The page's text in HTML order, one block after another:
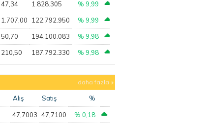
47,34 1.828.305 % 9,99
1.707,00 122.792.950 % 9,99
50,70 194.100.083 % 9,98
210,50 187.792.330 % 9,98
daha fazla
Alış Satış %
47,7003 47,7100 % 0,18